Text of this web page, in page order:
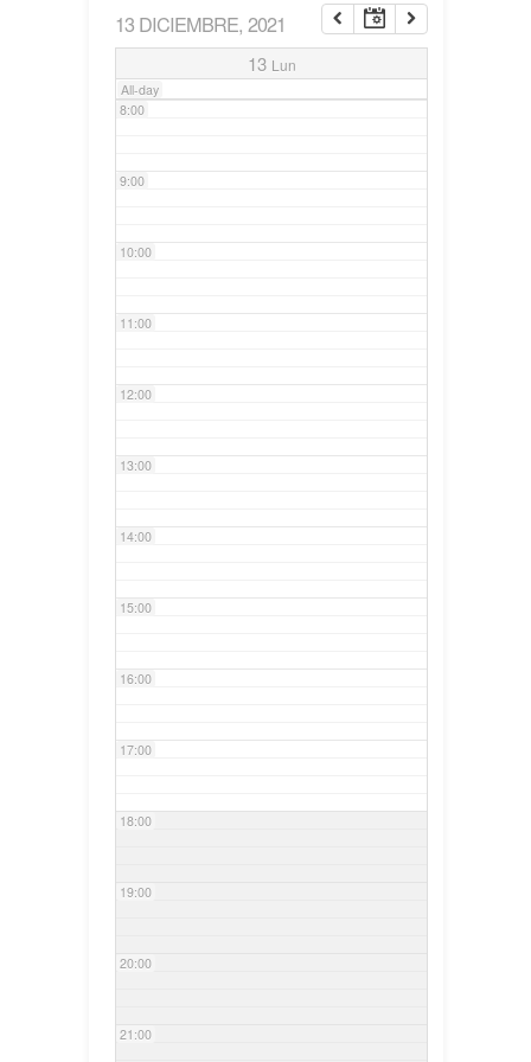
13 DICIEMBRE, 2021
13 Lun
All-day
7:00
8:00
9:00
10:00
11:00
12:00
13:00
14:00
15:00
16:00
17:00
18:00
19:00
20:00
21:00